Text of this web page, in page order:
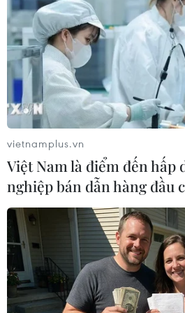
EU triển khai mạng vệ tinh
riêng, củng cố chủ quyền
số
08/08/2026 04:15
07/
Chính sách nhà ở của nước
Anh - Góc tham chiếu cho
Việt Nam
07/08/2026 04:08
Bỉ
di
07/
vietnamplus.vn
Việt Nam là điểm đến hấp
nghiệp bán dẫn hàng đầu